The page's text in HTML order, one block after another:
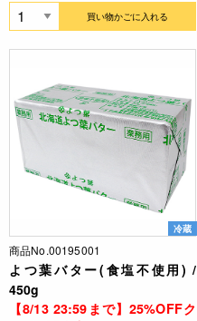
買い物かごに入れる
冷蔵
商品No.00195001
よつ葉バター(食塩不使用) /
450g
【8/13 23:59まで】25%OFFク